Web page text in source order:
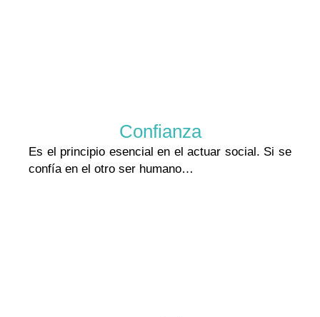
Confianza
Es el principio esencial en el actuar social. Si se
confía en el otro ser humano…